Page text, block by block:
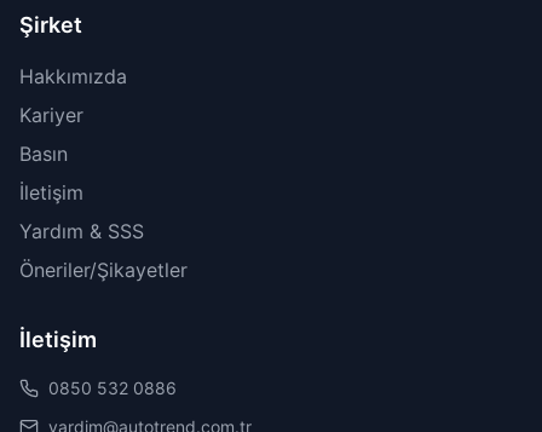
Şirket
Hakkımızda
Kariyer
Basın
İletişim
Yardım & SSS
Öneriler/Şikayetler
İletişim
0850 532 0886
yardim@autotrend.com.tr